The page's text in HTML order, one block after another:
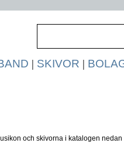
| SKIVOR |
och skivorna i katalogen